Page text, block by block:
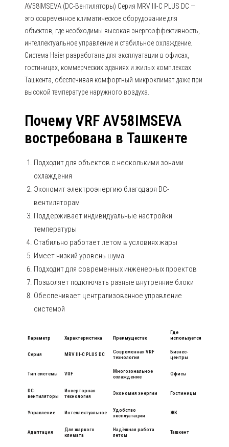
AV58IMSEVA (DC-Вентиляторы) Серия MRV III-C PLUS DC —
это современное климатическое оборудование для
объектов, где необходимы высокая энергоэффективность,
интеллектуальное управление и стабильное охлаждение.
Система Haier разработана для эксплуатации в офисах,
гостиницах, коммерческих зданиях и жилых комплексах
Ташкента, обеспечивая комфортный микроклимат даже при
высокой температуре наружного воздуха.
Почему VRF AV58IMSEVA
востребована в Ташкенте
Подходит для объектов с несколькими зонами
охлаждения
Экономит электроэнергию благодаря DC-
вентиляторам
Поддерживает индивидуальные настройки
температуры
Стабильно работает летом в условиях жары
Имеет низкий уровень шума
Подходит для современных инженерных проектов
Позволяет подключать разные внутренние блоки
Обеспечивает централизованное управление
системой
Параметр Характеристика Преимущество
Где
используется
Серия MRV III-C PLUS DC
Современная VRF
технология
Бизнес-
центры
Тип системы VRF
Многозональное
охлаждение
Офисы
DC-
вентиляторы
Инверторная
технология
Экономия энергии Гостиницы
Управление Интеллектуальное
Удобство
эксплуатации
ЖК
Адаптация
Для жаркого
климата
Надёжная работа
летом
Ташкент